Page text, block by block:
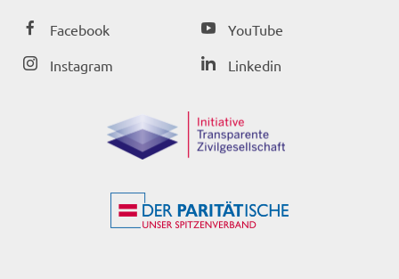
Facebook
Instagram
YouTube
Linkedin